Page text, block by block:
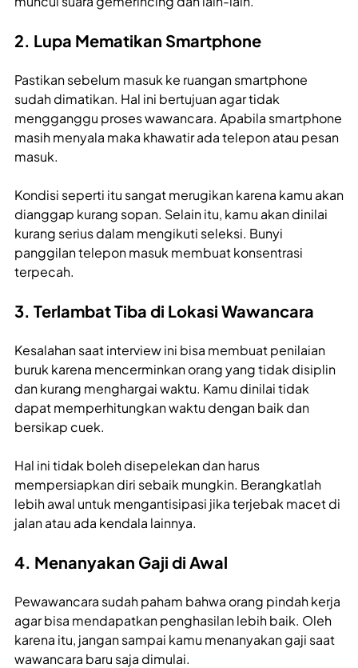
2. Lupa Mematikan Smartphone
Pastikan sebelum masuk ke ruangan smartphone
sudah dimatikan. Hal ini bertujuan agar tidak
mengganggu proses wawancara. Apabila smartphone
masih menyala maka khawatir ada telepon atau pesan
masuk.
Kondisi seperti itu sangat merugikan karena kamu akan
dianggap kurang sopan. Selain itu, kamu akan dinilai
kurang serius dalam mengikuti seleksi. Bunyi
panggilan telepon masuk membuat konsentrasi
terpecah.
3. Terlambat Tiba di Lokasi Wawancara
Kesalahan saat interview ini bisa membuat penilaian
buruk karena mencerminkan orang yang tidak disiplin
dan kurang menghargai waktu. Kamu dinilai tidak
dapat memperhitungkan waktu dengan baik dan
bersikap cuek.
Hal ini tidak boleh disepelekan dan harus
mempersiapkan diri sebaik mungkin. Berangkatlah
lebih awal untuk mengantisipasi jika terjebak macet di
jalan atau ada kendala lainnya.
4. Menanyakan Gaji di Awal
Pewawancara sudah paham bahwa orang pindah kerja
agar bisa mendapatkan penghasilan lebih baik. Oleh
karena itu, jangan sampai kamu menanyakan gaji saat
wawancara baru saja dimulai.